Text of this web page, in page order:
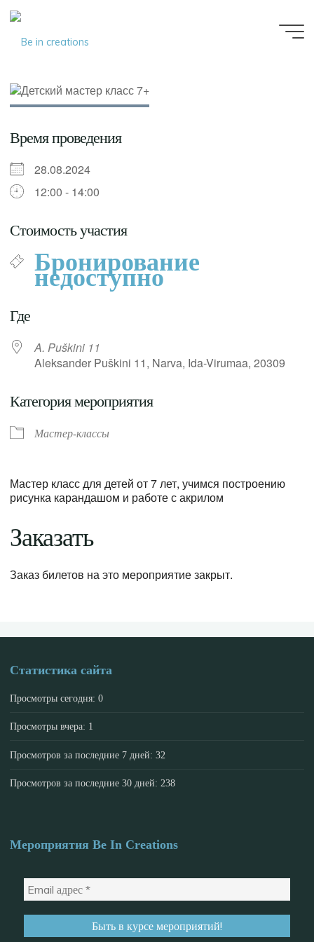
Время проведения
28.08.2024
12:00 - 14:00
Стоимость участия
Бронирование
недоступно
Где
A. Puškini 11
Aleksander Puškini 11, Narva, Ida-Virumaa, 20309
Категория мероприятия
Мастер-классы
Мастер класс для детей от 7 лет, учимся построению
рисунка карандашом и работе с акрилом
Заказать
Заказ билетов на это мероприятие закрыт.
Статистика сайта
Просмотры сегодня:0
Просмотры вчера: 1
Просмотров за последние 7 дней:32
Просмотров за последние 30 дней: 238
Мероприятия Be In Creations